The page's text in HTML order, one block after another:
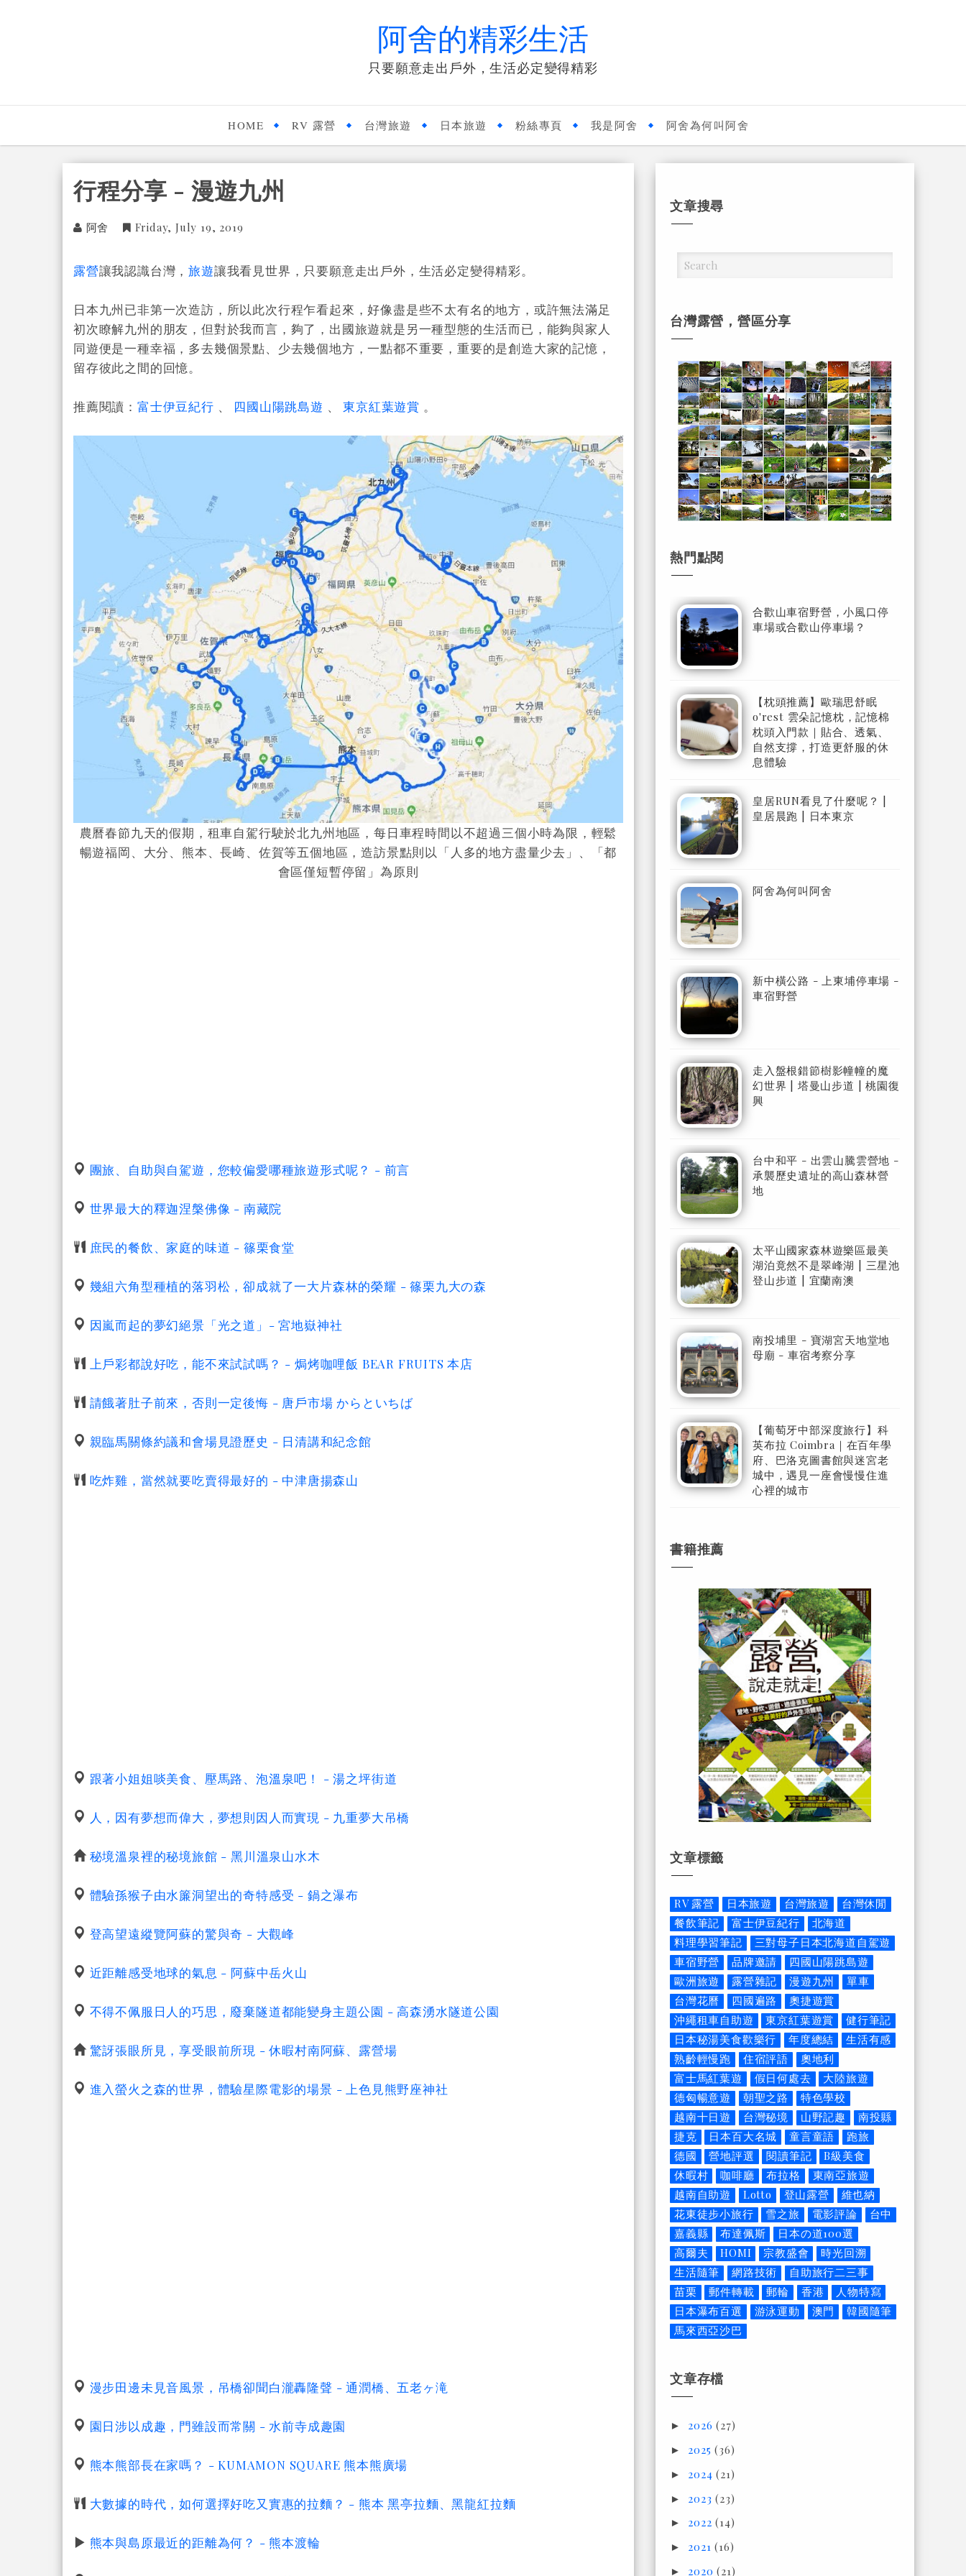
阿舍的精彩生活
只要願意走出戶外，生活必定變得精彩
HOME RV 露營 台灣旅遊 日本旅遊 粉絲專頁 我是阿舍 阿舍為何叫阿舍
行程分享 - 漫遊九州
阿舍 Friday, July 19, 2019
露營讓我認識台灣，旅遊讓我看見世界，只要願意走出戶外，生活必定變得精彩。
日本九州已非第一次造訪，所以此次行程乍看起來，好像盡是些不太有名的地方，或許無法滿足
初次瞭解九州的朋友，但對於我而言，夠了，出國旅遊就是另一種型態的生活而已，能夠與家人
同遊便是一種幸福，多去幾個景點、少去幾個地方，一點都不重要，重要的是創造大家的記憶，
留存彼此之間的回憶。
推薦閱讀： 富士伊豆紀行 、 四國山陽跳島遊 、東京紅葉遊賞 。
農曆春節九天的假期，租車自駕行駛於北九州地區，每日車程時間以不超過三個小時為限，輕鬆
暢遊福岡、大分、熊本、長崎、佐賀等五個地區，造訪景點則以「人多的地方盡量少去」、「都
會區僅短暫停留」為原則
團旅、自助與自駕遊，您較偏愛哪種旅遊形式呢？ - 前言
世界最大的釋迦涅槃佛像 - 南藏院
庶民的餐飲、家庭的味道 - 篠栗食堂
幾組六角型種植的落羽松，卻成就了一大片森林的榮耀 - 篠栗九大の森
因嵐而起的夢幻絕景「光之道」- 宮地嶽神社
上戶彩都說好吃，能不來試試嗎？ - 焗烤咖哩飯 BEAR FRUITS 本店
請餓著肚子前來，否則一定後悔 - 唐戶市場 からといちば
親臨馬關條約議和會場見證歷史 - 日清講和紀念館
吃炸雞，當然就要吃賣得最好的 - 中津唐揚森山
跟著小姐姐啖美食、壓馬路、泡溫泉吧！ - 湯之坪街道
人，因有夢想而偉大，夢想則因人而實現 - 九重夢大吊橋
秘境溫泉裡的秘境旅館 - 黑川溫泉山水木
體驗孫猴子由水簾洞望出的奇特感受 - 鍋之瀑布
登高望遠縱覽阿蘇的驚與奇 - 大觀峰
近距離感受地球的氣息 - 阿蘇中岳火山
不得不佩服日人的巧思，廢棄隧道都能變身主題公園 - 高森湧水隧道公園
驚訝張眼所見，享受眼前所現 - 休暇村南阿蘇、露營場
進入螢火之森的世界，體驗星際電影的場景 - 上色見熊野座神社
漫步田邊未見音風景，吊橋卻聞白瀧轟隆聲 - 通潤橋、五老ヶ滝
園日涉以成趣，門雖設而常關 - 水前寺成趣園
熊本熊部長在家嗎？ - KUMAMON SQUARE 熊本熊廣場
大數據的時代，如何選擇好吃又實惠的拉麵？ - 熊本 黑亭拉麵、黑龍紅拉麵
熊本與島原最近的距離為何？ - 熊本渡輪
文章搜尋
台灣露營，營區分享
熱門點閱
合歡山車宿野營，小風口停
車場或合歡山停車場？
【枕頭推薦】歐瑞思舒眠
o'rest 雲朵記憶枕，記憶棉
枕頭入門款｜貼合、透氣、
自然支撐，打造更舒服的休
息體驗
皇居RUN看見了什麼呢？ |
皇居晨跑 | 日本東京
阿舍為何叫阿舍
新中橫公路 - 上東埔停車場 -
車宿野營
走入盤根錯節樹影幢幢的魔
幻世界 | 塔曼山步道 | 桃園復
興
台中和平 - 出雲山騰雲營地 -
承襲歷史遺址的高山森林營
地
太平山國家森林遊樂區最美
湖泊竟然不是翠峰湖 | 三星池
登山步道 | 宜蘭南澳
南投埔里 - 寶湖宮天地堂地
母廟 - 車宿考察分享
【葡萄牙中部深度旅行】科
英布拉 Coimbra｜在百年學
府、巴洛克圖書館與迷宮老
城中，遇見一座會慢慢住進
心裡的城市
書籍推薦
文章標籤
RV 露營 日本旅遊 台灣旅遊
台灣休閒
餐飲筆記
富士伊豆紀行
北海道
料理學習筆記
三對母子日本北海道自駕遊
車宿野營
品牌邀請
四國山陽跳島遊
歐洲旅遊
露營雜記 漫遊九州
單車
台灣花曆
四國遍路
奧捷遊賞
沖繩租車自助遊
東京紅葉遊賞
健行筆記
日本秘湯美食歡樂行
年度總結
生活有感
熟齡輕慢跑
住宿評語
奧地利
富士馬紅葉遊
假日何處去
大陸旅遊
德匈暢意遊
朝聖之路
特色學校
越南十日遊
台灣秘境 山野記趣
南投縣
捷克
日本百大名城 童言童語
跑旅
德國
營地評選 閱讀筆記
B級美食
休暇村
咖啡廳 布拉格
東南亞旅遊
越南自助遊
Lotto 登山露營
維也納
花東徒步小旅行
雪之旅 電影評論
台中
嘉義縣
布達佩斯
日本の道100選
高爾夫
HOMI 宗教盛會
時光回溯
生活隨筆
網路技術
自助旅行二三事
苗栗
郵件轉載 郵輪 香港
人物特寫
日本瀑布百選
游泳運動 澳門
韓國隨筆
馬來西亞沙巴
文章存檔
► 2026(27)
► 2025(36)
► 2024(21)
► 2023(23)
► 2022(14)
► 2021(16)
► 2020(21)